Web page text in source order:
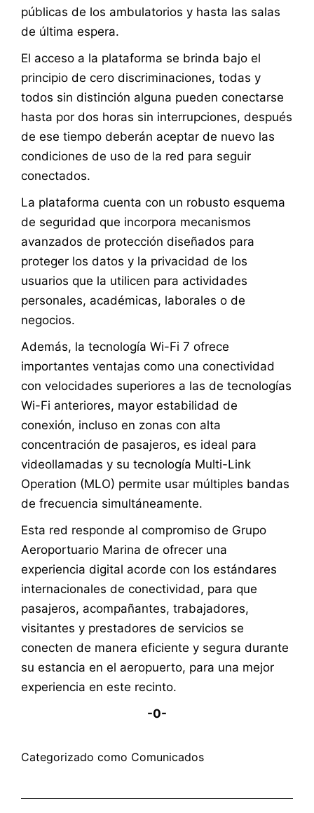
públicas de los ambulatorios y hasta las salas
de última espera.
El acceso a la plataforma se brinda bajo el
principio de cero discriminaciones, todas y
todos sin distinción alguna pueden conectarse
hasta por dos horas sin interrupciones, después
de ese tiempo deberán aceptar de nuevo las
condiciones de uso de la red para seguir
conectados.
La plataforma cuenta con un robusto esquema
de seguridad que incorpora mecanismos
avanzados de protección diseñados para
proteger los datos y la privacidad de los
usuarios que la utilicen para actividades
personales, académicas, laborales o de
negocios.
Además, la tecnología Wi-Fi 7 ofrece
importantes ventajas como una conectividad
con velocidades superiores a las de tecnologías
Wi-Fi anteriores, mayor estabilidad de
conexión, incluso en zonas con alta
concentración de pasajeros, es ideal para
videollamadas y su tecnología Multi-Link
Operation (MLO) permite usar múltiples bandas
de frecuencia simultáneamente.
Esta red responde al compromiso de Grupo
Aeroportuario Marina de ofrecer una
experiencia digital acorde con los estándares
internacionales de conectividad, para que
pasajeros, acompañantes, trabajadores,
visitantes y prestadores de servicios se
conecten de manera eficiente y segura durante
su estancia en el aeropuerto, para una mejor
experiencia en este recinto.
-0-
Categorizado como Comunicados